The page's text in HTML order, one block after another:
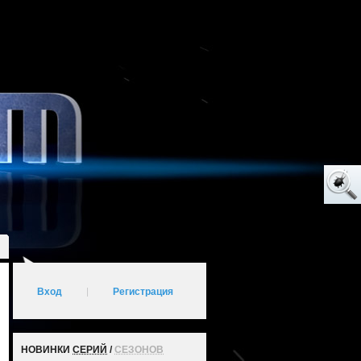
Вход Регистрация
НОВИНКИ СЕРИЙ /СЕЗОНОВ